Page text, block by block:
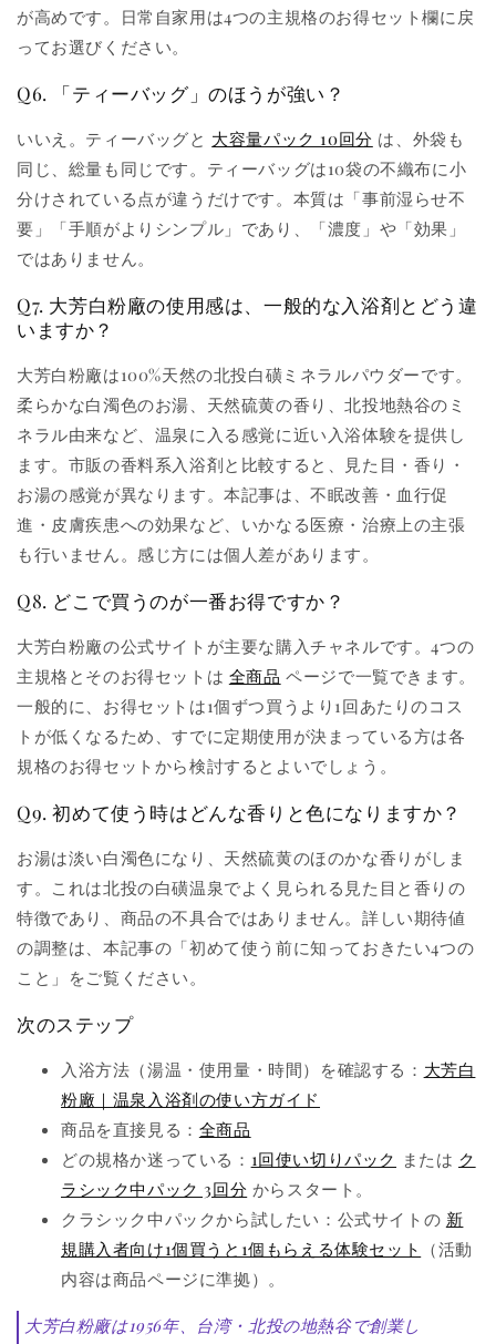
が高めです。日常自家用は4つの主規格のお得セット欄に戻
ってお選びください。
Q6. 「ティーバッグ」のほうが強い？
いいえ。ティーバッグと 大容量パック 10回分 は、外袋も
同じ、総量も同じです。ティーバッグは10袋の不織布に小
分けされている点が違うだけです。本質は「事前湿らせ不
要」「手順がよりシンプル」であり、「濃度」や「効果」
ではありません。
Q7. 大芳白粉廠の使用感は、一般的な入浴剤とどう違
いますか？
大芳白粉廠は100%天然の北投白磺ミネラルパウダーです。
柔らかな白濁色のお湯、天然硫黄の香り、北投地熱谷のミ
ネラル由来など、温泉に入る感覚に近い入浴体験を提供し
ます。市販の香料系入浴剤と比較すると、見た目・香り・
お湯の感覚が異なります。本記事は、不眠改善・血行促
進・皮膚疾患への効果など、いかなる医療・治療上の主張
も行いません。感じ方には個人差があります。
Q8. どこで買うのが一番お得ですか？
大芳白粉廠の公式サイトが主要な購入チャネルです。4つの
主規格とそのお得セットは 全商品 ページで一覧できます。
一般的に、お得セットは1個ずつ買うより1回あたりのコス
トが低くなるため、すでに定期使用が決まっている方は各
規格のお得セットから検討するとよいでしょう。
Q9. 初めて使う時はどんな香りと色になりますか？
お湯は淡い白濁色になり、天然硫黄のほのかな香りがしま
す。これは北投の白磺温泉でよく見られる見た目と香りの
特徴であり、商品の不具合ではありません。詳しい期待値
の調整は、本記事の「初めて使う前に知っておきたい4つの
こと」をご覧ください。
次のステップ
入浴方法（湯温・使用量・時間）を確認する： 大芳白
粉廠｜温泉入浴剤の使い方ガイド
商品を直接見る： 全商品
どの規格か迷っている： 1回使い切りパック または ク
ラシック中パック 3回分 からスタート。
クラシック中パックから試したい：公式サイトの 新
規購入者向け1個買うと1個もらえる体験セット （活動
内容は商品ページに準拠）。
大芳白粉廠は1956年、台湾・北投の地熱谷で創業し